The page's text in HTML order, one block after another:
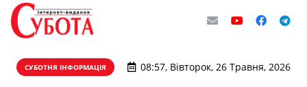
СУБОТНЯ ІНФОРМАЦІЯ 08:57, Вівторок, 26 Травня, 2026